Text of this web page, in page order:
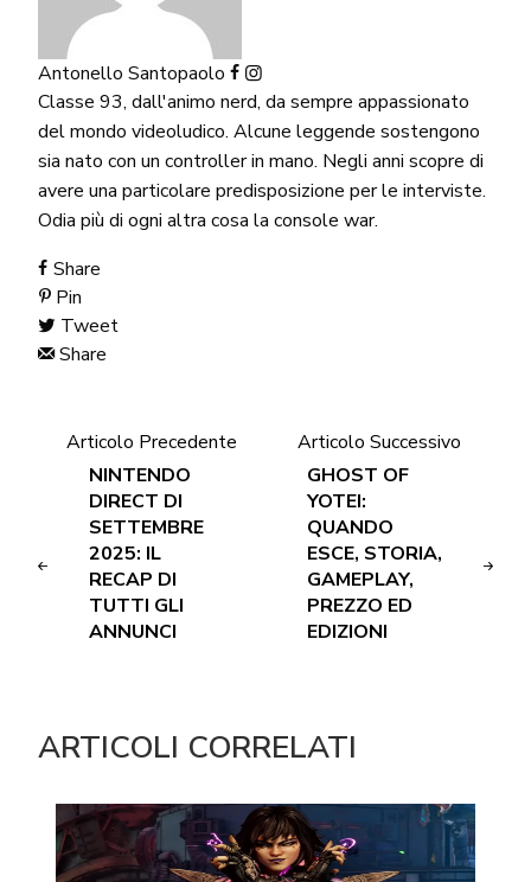
Antonello Santopaolo
Classe 93, dall'animo nerd, da sempre appassionato
del mondo videoludico. Alcune leggende sostengono
sia nato con un controller in mano. Negli anni scopre di
avere una particolare predisposizione per le interviste.
Odia più di ogni altra cosa la console war.
Share
Pin
Tweet
Share
Articolo Precedente
NINTENDO
DIRECT DI
SETTEMBRE
2025: IL
RECAP DI
TUTTI GLI
ANNUNCI
Articolo Successivo
GHOST OF
YOTEI:
QUANDO
ESCE, STORIA,
GAMEPLAY,
PREZZO ED
EDIZIONI
ARTICOLI CORRELATI